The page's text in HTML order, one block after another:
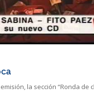
la sección “Ronda de